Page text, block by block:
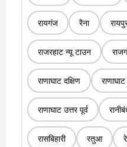
रायगंज रैना
राजरहाट न्यू टाउन
राणाघाट दक्षिण
राणाघाट उत्तर पूर्व
रासबिहारी रतुआ